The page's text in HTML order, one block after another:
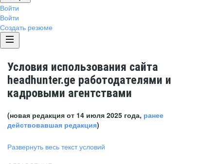
Войти
Войти
Создать резюме
Условия использования сайта
headhunter.ge работодателями и
кадровыми агентствами
(новая редакция от 14 июля 2025 года, ранее
действовавшая редакция)
Развернуть весь текст условий